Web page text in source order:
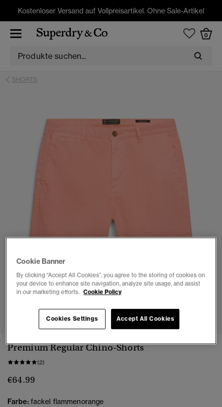
Kostenloser Versand auf Vollpreisartikel. Ohne Sale-Artikel
0
SHORTS
Premium Regular Chino-Shorts
(2)
€64.99
Farbe: fackel flammenorange
Cookie Banner
By clicking “Accept All Cookies”, you agree to the storing of cookies on
your device to enhance site navigation, analyze site usage, and assist
in our marketing efforts. Cookie Policy
Accept All Cookies
Cookies Settings